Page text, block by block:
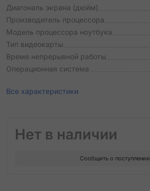
Диагональ экрана (дюйм)
Производитель процессора
Модель процессора ноутбука
Тип видеокарты
Время непрерывной работы
Операционная система
Все характеристики
Нет в наличии
Сообщить о поступлении